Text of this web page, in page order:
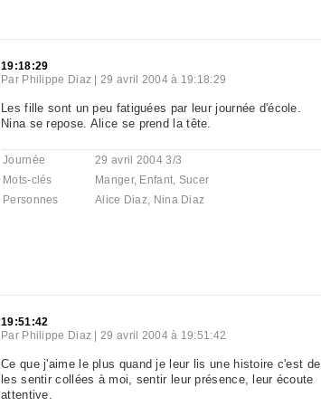
19:18:29
Par Philippe Diaz |29 avril 2004 à 19:18:29
Les fille sont un peu fatiguées par leur journée d'école.
Nina se repose. Alice se prend la tête.
Journée
29 avril 2004 3/3
Mots-clés
Manger, Enfant, Sucer
Personnes
Alice Diaz, Nina Diaz
19:51:42
Par Philippe Diaz |29 avril 2004 à 19:51:42
Ce que j'aime le plus quand je leur lis une histoire c'est de
les sentir collées à moi, sentir leur présence, leur écoute
attentive.